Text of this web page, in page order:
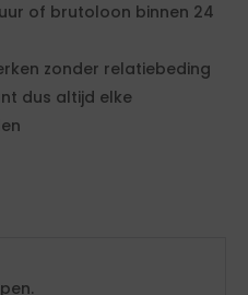
of brutoloon binnen 24
zonder relatiebeding
dus altijd elke